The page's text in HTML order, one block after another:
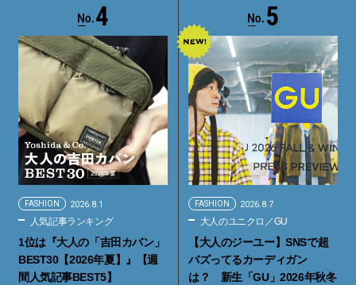
4
FASHION 2026.8.1
人気記事ランキング
1位は『大人の「吉田カバン」
BEST30【2026年夏】』【週
間人気記事BEST5】
5
FASHION 2026.8.7
大人のユニクロ／GU
【大人のジーユー】SNSで超
バズってるカーディガン
は？ 新生「GU」2026年秋冬